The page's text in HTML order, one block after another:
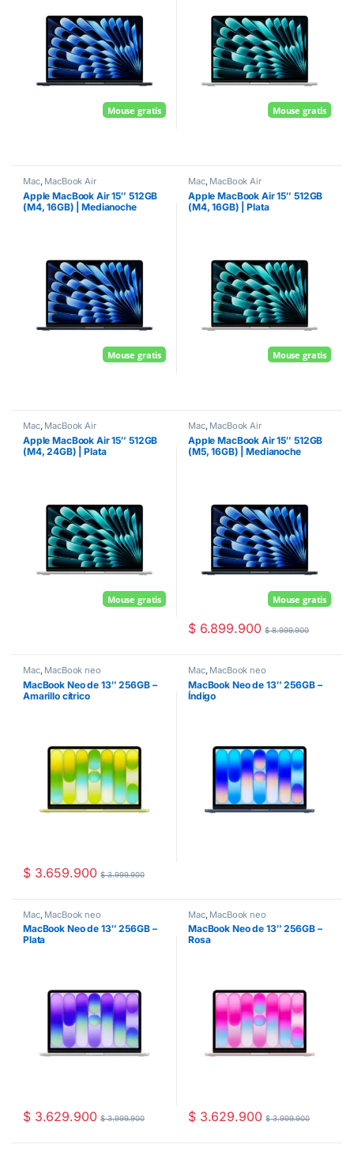
Mouse gratis Mouse gratis
Mac, MacBook Air
Apple MacBook Air 15″ 512GB
(M4, 16GB) | Medianoche
Mouse gratis
Mac, MacBook Air
Apple MacBook Air 15″ 512GB
(M4, 16GB) | Plata
Mouse gratis
Mac, MacBook Air
Apple MacBook Air 15″ 512GB
(M4, 24GB) | Plata
Mouse gratis
Mac, MacBook Air
Apple MacBook Air 15″ 512GB
(M5, 16GB) | Medianoche
Mouse gratis
$6.899.900 $8.999.900
Mac, MacBook neo
MacBook Neo de 13″ 256GB –
Amarillo cítrico
$3.659.900 $3.999.900
Mac, MacBook neo
MacBook Neo de 13″ 256GB –
Índigo
Mac, MacBook neo
MacBook Neo de 13″ 256GB –
Plata
$3.629.900 $3.999.900
Mac, MacBook neo
MacBook Neo de 13″ 256GB –
Rosa
$3.629.900 $3.999.900